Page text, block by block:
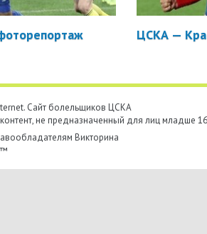
ЦСКА —
Cайт болельщиков ЦСКА
не предназначенный для лиц младше
Викторина